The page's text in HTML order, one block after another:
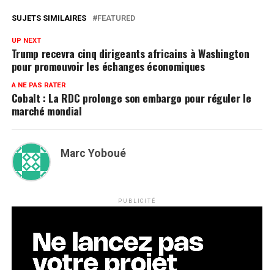
SUJETS SIMILAIRES FEATURED
UP NEXT
Trump recevra cinq dirigeants africains à Washington
pour promouvoir les échanges économiques
A NE PAS RATER
Cobalt : La RDC prolonge son embargo pour réguler le
marché mondial
Marc Yoboué
PUBLICITÉ